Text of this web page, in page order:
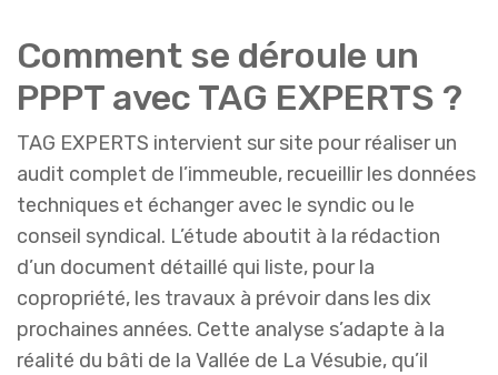
Comment se déroule un
PPPT avec TAG EXPERTS ?
TAG EXPERTS intervient sur site pour réaliser un
audit complet de l’immeuble, recueillir les données
techniques et échanger avec le syndic ou le
conseil syndical. L’étude aboutit à la rédaction
d’un document détaillé qui liste, pour la
copropriété, les travaux à prévoir dans les dix
prochaines années. Cette analyse s’adapte à la
réalité du bâti de la Vallée de La Vésubie, qu’il